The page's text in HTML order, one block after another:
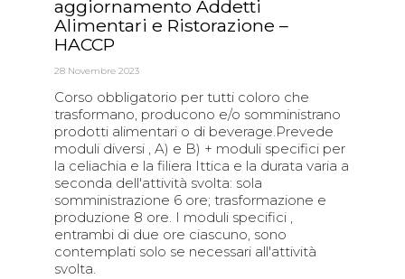
aggiornamento Addetti
Alimentari e Ristorazione –
HACCP
28 Novembre 2023
Corso obbligatorio per tutti coloro che
trasformano, producono e/o somministrano
prodotti alimentari o di beverage.Prevede
moduli diversi , A) e B) + moduli specifici per
la celiachia e la filiera Ittica e la durata varia a
seconda dell'attività svolta: sola
somministrazione 6 ore; trasformazione e
produzione 8 ore. I moduli specifici ,
entrambi di due ore ciascuno, sono
contemplati solo se necessari all'attività
svolta.